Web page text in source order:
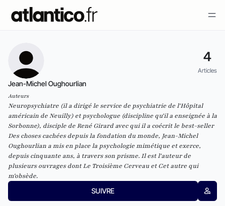
4
Articles
Jean-Michel Oughourlian
Auteurs
Neuropsychiatre (il a dirigé le service de psychiatrie de l'Hôpital
américain de Neuilly) et psychologue (discipline qu'il a enseignée à la
Sorbonne), disciple de René Girard avec qui il a coécrit le best-seller
Des choses cachées depuis la fondation du monde, Jean-Michel
Oughourlian a mis en place la psychologie mimétique et exerce,
depuis cinquante ans, à travers son prisme. Il est l'auteur de
plusieurs ouvrages dont Le Troisième Cerveau et Cet autre qui
m'obsède.
SUIVRE